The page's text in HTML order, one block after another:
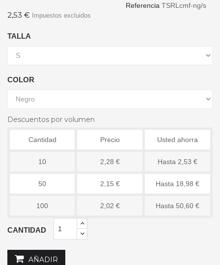
Referencia TSRLcmf-ng/s
2,53 € Impuestos excluidos
TALLA
COLOR
Descuentos por volumen
Cantidad Precio Usted ahorra
10 2,28 € Hasta 2,53 €
50 2,15 € Hasta 18,98 €
100 2,02 € Hasta 50,60 €
CANTIDAD
AÑADIR